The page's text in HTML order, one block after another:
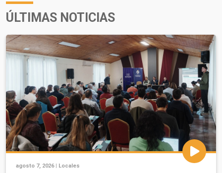
ÚLTIMAS NOTICIAS
agosto 7, 2026 | Locales